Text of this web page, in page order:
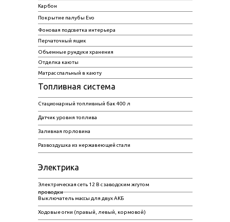
Ходовые огни (правый, левый, кормовой)
Выключатель массы для двух АКБ
Электрическая сеть 12 В с заводским жгутом
проводки
Электрика
Развоздушка из нержавеющей стали
Заливная горловина
Датчик уровня топлива
Стационарный топливный бак 400 л
Топливная система
Матрас спальный в каюту
Отделка каюты
Объемные рундуки хранения
Перчаточный ящик
Фоновая подсветка интерьера
Покрытие палубы Evo
Карбон